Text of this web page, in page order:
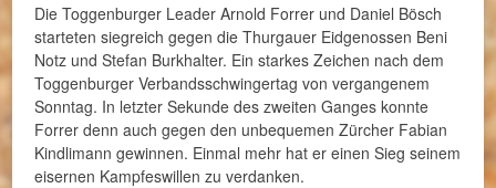
Die Toggenburger Leader Arnold Forrer und Daniel Bösch
starteten siegreich gegen die Thurgauer Eidgenossen Beni
Notz und Stefan Burkhalter. Ein starkes Zeichen nach dem
Toggenburger Verbandsschwingertag von vergangenem
Sonntag. In letzter Sekunde des zweiten Ganges konnte
Forrer denn auch gegen den unbequemen Zürcher Fabian
Kindlimann gewinnen. Einmal mehr hat er einen Sieg seinem
eisernen Kampfeswillen zu verdanken.